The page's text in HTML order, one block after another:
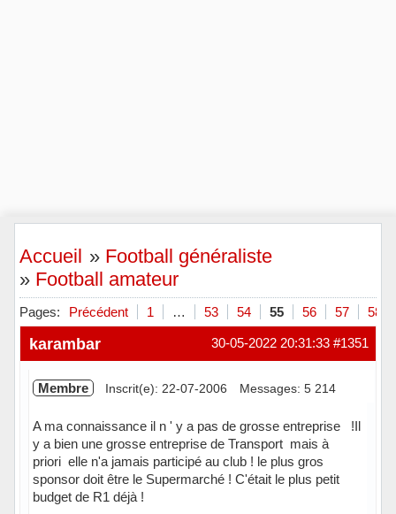
Accueil » Football généraliste
» Football amateur
Pages: Précédent 1 … 53 54 55 56 57 58
#1351
30-05-2022 20:31:33
karambar
Membre Inscrit(e): 22-07-2006 Messages: 5 214
A ma connaissance il n ' y a pas de grosse entreprise !Il
y a bien une grosse entreprise de Transport mais à
priori elle n'a jamais participé au club ! le plus gros
sponsor doit être le Supermarché ! C'était le plus petit
budget de R1 déjà !